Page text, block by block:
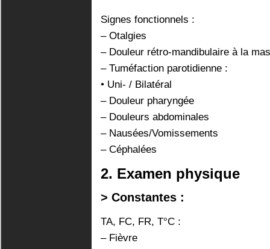
Signes fonctionnels :
– Otalgies
– Douleur rétro-mandibulaire à la
– Tuméfaction parotidienne :
• Uni- / Bilatéral
– Douleur pharyngée
– Douleurs abdominales
– Nausées/Vomissements
– Céphalées
2. Examen physique
> Constantes :
TA, FC, FR, T°C :
– Fièvre